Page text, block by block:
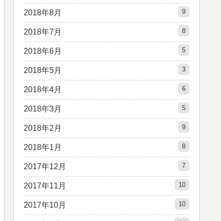
2018年8月 9
2018年7月 8
2018年6月 5
2018年5月 3
2018年4月 6
2018年3月 5
2018年2月 9
2018年1月 8
2017年12月 7
2017年11月 10
2017年10月 10